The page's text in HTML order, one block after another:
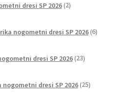
dresi SP 2026 2izdelka
nogometni dresi SP 2026 6izdelkov
dresi SP 2026 23izdelkov
nogometni dresi SP 2026 25izdelkov